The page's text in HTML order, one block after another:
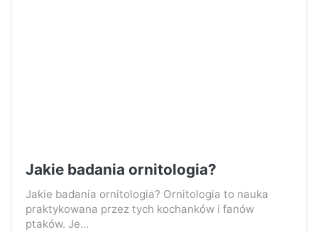
Jakie badania ornitologia?
Jakie badania ornitologia? Ornitologia to nauka
praktykowana przez tych kochanków i fanów
ptaków. Je...